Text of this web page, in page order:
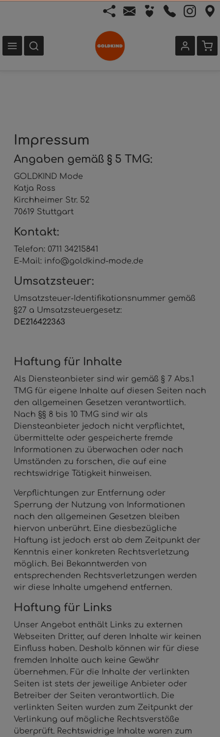
Impressum
Angaben gemäß § 5 TMG:
GOLDKIND Mode
Katja Ross
Kirchheimer Str. 52
70619 Stuttgart
Kontakt:
Telefon: 0711 34215841
E-Mail: info@goldkind-mode.de
Umsatzsteuer:
Umsatzsteuer-Identifikationsnummer gemäß
§27 a Umsatzsteuergesetz:
DE216422363
Haftung für Inhalte
Als Diensteanbieter sind wir gemäß § 7 Abs.1
TMG für eigene Inhalte auf diesen Seiten nach
den allgemeinen Gesetzen verantwortlich.
Nach §§ 8 bis 10 TMG sind wir als
Diensteanbieter jedoch nicht verpflichtet,
übermittelte oder gespeicherte fremde
Informationen zu überwachen oder nach
Umständen zu forschen, die auf eine
rechtswidrige Tätigkeit hinweisen.
Verpflichtungen zur Entfernung oder
Sperrung der Nutzung von Informationen
nach den allgemeinen Gesetzen bleiben
hiervon unberührt. Eine diesbezügliche
Haftung ist jedoch erst ab dem Zeitpunkt der
Kenntnis einer konkreten Rechtsverletzung
möglich. Bei Bekanntwerden von
entsprechenden Rechtsverletzungen werden
wir diese Inhalte umgehend entfernen.
Haftung für Links
Unser Angebot enthält Links zu externen
Webseiten Dritter, auf deren Inhalte wir keinen
Einfluss haben. Deshalb können wir für diese
fremden Inhalte auch keine Gewähr
übernehmen. Für die Inhalte der verlinkten
Seiten ist stets der jeweilige Anbieter oder
Betreiber der Seiten verantwortlich. Die
verlinkten Seiten wurden zum Zeitpunkt der
Verlinkung auf mögliche Rechtsverstöße
überprüft. Rechtswidrige Inhalte waren zum